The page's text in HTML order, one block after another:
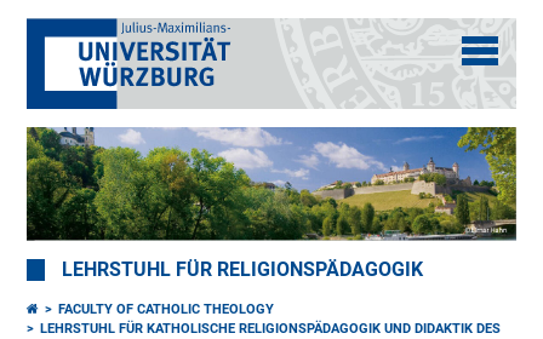
LEHRSTUHL FÜR RELIGIONSPÄDAGOGIK
FACULTY OF CATHOLIC THEOLOGY
LEHRSTUHL FÜR KATHOLISCHE RELIGIONSPÄDAGOGIK UND DIDAKTIK DES